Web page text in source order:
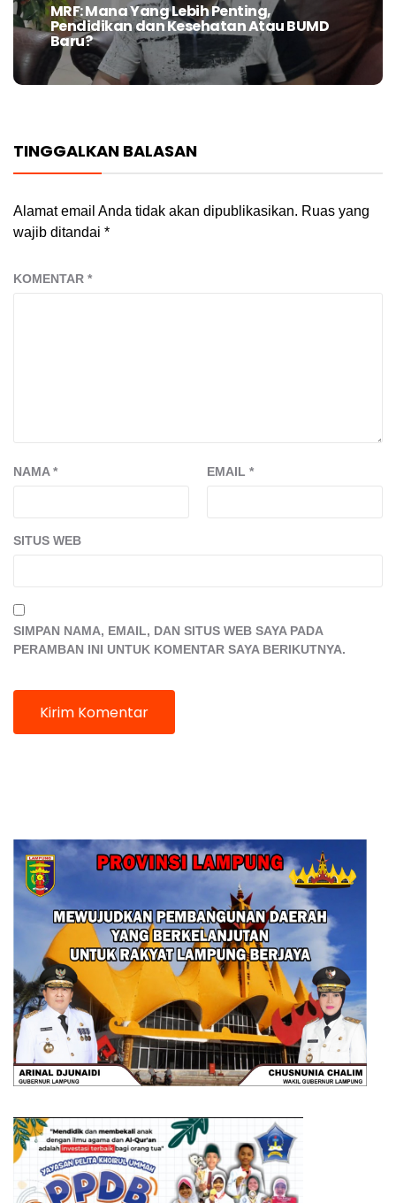
Next
post:
MRF: Mana Yang Lebih Penting,
Pendidikan dan Kesehatan Atau BUMD
Baru?
TINGGALKAN BALASAN
Alamat email Anda tidak akan dipublikasikan. Ruas yang
wajib ditandai *
KOMENTAR *
NAMA* EMAIL *
SITUS WEB
SIMPAN NAMA, EMAIL, DAN SITUS WEB SAYA PADA
PERAMBAN INI UNTUK KOMENTAR SAYA BERIKUTNYA.